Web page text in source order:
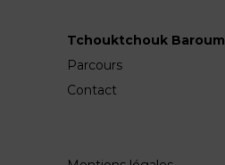
Tchouktchouk Baroum
Parcours
Contact